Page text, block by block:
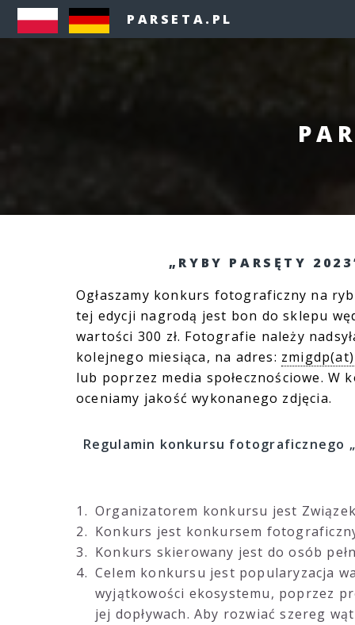
PARSETA.PL
„RYBY PARSĘTY
Ogłaszamy konkurs fotograficzny na
tej edycji nagrodą jest bon do sklepu
wartości 300 zł. Fotografie należy
kolejnego miesiąca, na adres:
lub poprzez media społecznościowe. W
oceniamy jakość wykonanego zdjęcia.
Regulamin konkursu fotograficznego
Organizatorem konkursu jest
Konkurs jest konkursem
Konkurs skierowany jest do osób
Celem konkursu jest popularyzacja
wyjątkowości ekosystemu, poprzez
jej dopływach. Aby rozwiać szereg